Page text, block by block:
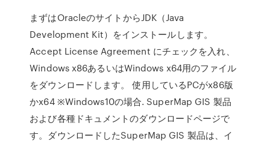
まずはOracleのサイトからJDK（Java
Development Kit）をインストールします。
Accept License Agreement にチェックを入れ、
Windows x86あるいはWindows x64用のファイル
をダウンロードします。 使用しているPCがx86版
かx64 ※Windows10の場合. SuperMap GIS 製品
および各種ドキュメントのダウンロードページで
す。ダウンロードしたSuperMap GIS 製品は、イ